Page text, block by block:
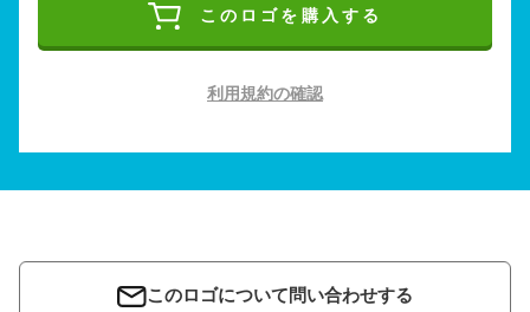
このロゴを購入する
利用規約の確認
このロゴについて問い合わせする